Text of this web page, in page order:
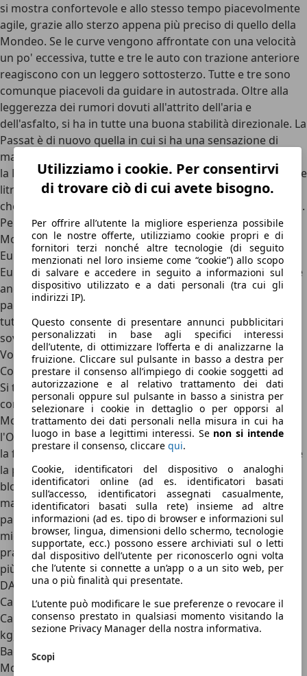
Utilizziamo i cookie. Per consentirvi
di trovare ciò di cui avete bisogno.
Per offrire all’utente la migliore esperienza possibile
con le nostre offerte, utilizziamo cookie propri e di
fornitori terzi nonché altre tecnologie (di seguito
menzionati nel loro insieme come “cookie”) allo scopo
di salvare e accedere in seguito a informazioni sul
dispositivo utilizzato e a dati personali (tra cui gli
indirizzi IP).
Questo consente di presentare annunci pubblicitari
personalizzati in base agli specifici interessi
dell’utente, di ottimizzare l’offerta e di analizzarne la
fruizione. Cliccare sul pulsante in basso a destra per
prestare il consenso all’impiego di cookie soggetti ad
autorizzazione e al relativo trattamento dei dati
personali oppure sul pulsante in basso a sinistra per
selezionare i cookie in dettaglio o per opporsi al
trattamento dei dati personali nella misura in cui ha
luogo in base a legittimi interessi. Se non si intende
prestare il consenso, cliccare qui.
Cookie, identificatori del dispositivo o analoghi
identificatori online (ad es. identificatori basati
sull’accesso, identificatori assegnati casualmente,
identificatori basati sulla rete) insieme ad altre
informazioni (ad es. tipo di browser e informazioni sul
browser, lingua, dimensioni dello schermo, tecnologie
supportate, ecc.) possono essere archiviati sul o letti
dal dispositivo dell’utente per riconoscerlo ogni volta
che l’utente si connette a un’app o a un sito web, per
una o più finalità qui presentate.
L’utente può modificare le sue preferenze o revocare il
consenso prestato in qualsiasi momento visitando la
sezione Privacy Manager della nostra informativa.
Scopi
si mostra confortevole e allo stesso tempo piacevolmente
agile, grazie allo sterzo appena più preciso di quello della
Mondeo. Se le curve vengono affrontate con una velocità
un po' eccessiva, tutte e tre le auto con trazione anteriore
reagiscono con un leggero sottosterzo. Tutte e tre sono
comunque piacevoli da guidare in autostrada. Oltre alla
leggerezza dei rumori dovuti all'attrito dell'aria e
dell'asfalto, si ha in tutte una buona stabilità direzionale. La
Passat è di nuovo quella in cui si ha una sensazione di
maggiore consistenza. In tema di consumo di carburante
la Mondeo e la Passat, tutte e due con qualcosa più di sette
litri per 100 chilometri, superano leggermente la Vectra
che per il nostro giro di prova non ha raggiunto i sette litri.
Per quanto riguarda il prezzo la gerarchia è chiara: la Ford
Mondeo Turnier 2.0 TDCI è disponibile a partire da 25.800
Euro, l'Opel Vectra Caravan 1.9 CDTI costa almeno 27.010
Euro e per la VW Passat Variant 2.0 TDI (come tutte le altre
anche il modello con filtro antiparticolato) si devono
pagare 27.950 Euro. L'equipaggiamento è sufficiente in
tutte già nella versione base. Il lusso richiede un
sovrapprezzo moderato nell'Opel e nella Ford, la
Volkswagen esige di più.
Conclusione
Si tratta di nuovo di auto veramente ragionevoli. Spaziose,
confortevoli e allo stesso tempo parsimoniose: la Ford
Mondeo Turnier 2.0 TDCI, la VW Passat Variant 2.0 TDI e
l'Opel Vectra Caravan 1.9 CDTI sono ottime auto per tutta
la famiglia. La dinamica Ford è la più economica, ma anche
la più vecchia rispetto alle altre. Il nuovo modello è già ai
blocchi di partenza. Lo spazio maggiore e la maggiore
maneggevolezza sono offerte dall'Opel che, per dirla in
parole povere, è la macchina più pratica. Il pacchetto
migliore in fatto di piacere di guida, atmosfera e vantaggi
pratici è invece quello della VW. E il fatto che cosi un po' di
più, a quanto pare, non è un problema per i clienti.
DATI TECNICI VW Passat Variant 2.0 TDI - Opel Vectra
Caravan 1.9 CDTI - Ford Mondeo Turnier 2.0
Carrozzeria Peso a vuoto (kg; compreso conducente di 75
kg): 1.510 - 1.600 - 1.564 Carico utile (kg): 630 - 555 - 631
Bagagliaio (litri): 603 - 1.731/ 530 - 1.850 / 540 - 1.700
Motore e trazione Motore: iniettore-pompa a quattro